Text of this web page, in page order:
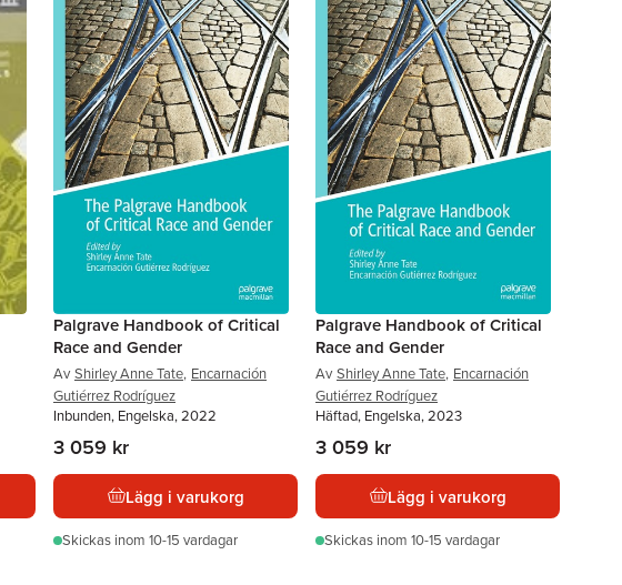
Palgrave Handbook of Critical
Race and Gender
Av Shirley Anne Tate, Encarnación
Gutiérrez Rodríguez
Inbunden, Engelska, 2022
3 059 kr
Lägg i varukorg
Skickas inom 10-15 vardagar
Palgrave Handbook of Critical
Race and Gender
Av Shirley Anne Tate, Encarnación
Gutiérrez Rodríguez
Häftad, Engelska, 2023
3 059 kr
Lägg i varukorg
Skickas inom 10-15 vardagar